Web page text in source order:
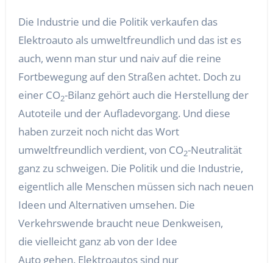
Die Industrie und die Politik verkaufen das
Elektroauto als umweltfreundlich und das ist es
auch, wenn man stur und naiv auf die reine
Fortbewegung auf den Straßen achtet. Doch zu
einer CO2-Bilanz gehört auch die Herstellung der
Autoteile und der Aufladevorgang. Und diese
haben zurzeit noch nicht das Wort
umweltfreundlich verdient, von CO2-Neutralität
ganz zu schweigen. Die Politik und die Industrie,
eigentlich alle Menschen müssen sich nach neuen
Ideen und Alternativen umsehen. Die
Verkehrswende braucht neue Denkweisen,
die vielleicht ganz ab von der Idee
Auto gehen. Elektroautos sind nur